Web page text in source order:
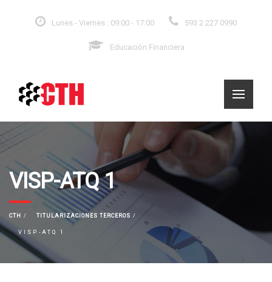
Lunes - Viernes : 09:00 - 17:00 593 2 227 0990
Educación Financiera
VISP-ATQ 1
CTH TITULARIZACIONES TERCEROS
VISP-ATQ 1